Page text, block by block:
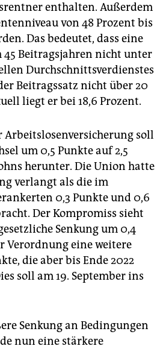
enthalten. Außerdem
von 48 Prozent bis
Das bedeutet, dass eine
45 Beitragsjahren nicht unter
Durchschnittsverdienstes
Beitragssatz nicht über 20
liegt er bei 18,6 Prozent.
Arbeitslosenversicherung soll
um 0,5 Punkte auf 2,5
herunter. Die Union hatte
verlangt als die im
0,3 Punkte und 0,6
Der Kompromiss sieht
Senkung um 0,4
Verordnung eine weitere
die aber bis Ende 2022
soll am 19. September ins
Senkung an Bedingungen
nun eine stärkere